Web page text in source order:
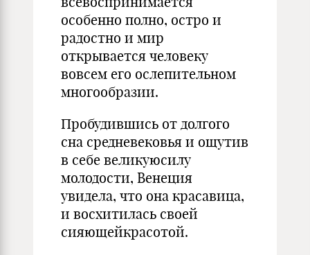
особенно полно, остро и
радостно и мир
открывается человеку
вовсем его ослепительном
многообразии.
Пробудившись от долгого
сна средневековья и ощутив
в себе великуюсилу
молодости, Венеция
увидела, что она красавица,
и восхитилась своей
сияющейкрасотой.